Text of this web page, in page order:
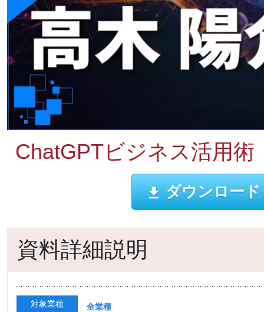
ChatGPTビジネス活用術
ダウンロー
資料詳細説明
対象業種 全業種